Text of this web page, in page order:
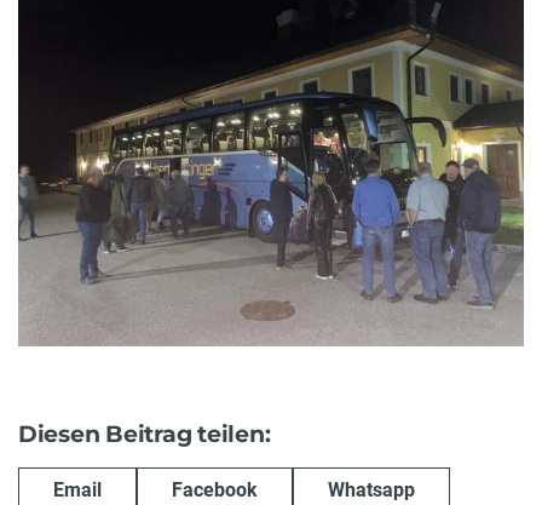
Diesen Beitrag teilen:
Email Facebook Whatsapp